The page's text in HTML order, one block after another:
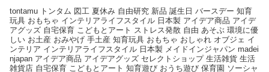
tontamu トンタム 図工 夏休み 自由研究 新品 誕生日 バースデー 知育
玩具 おもちゃ インテリアライフスタイル 日本製 アイデア商品 アイデ
アグッズ 自宅保育 こどもとアート ストレス発散 自由 あそぶ 環境に優
しい お土産 おみやげ 手土産 知育玩具 おもちゃ おしゃれ オブジェ イ
ンテリア インテリアライフスタイル 日本製 メイドインジャパン madei
njapan アイデア商品 アイデアグッズ セレクトショップ 生活雑貨 生活
雑貨店 自宅保育 こどもとアート 知育遊び おうち遊び 保育園 ソーシャ